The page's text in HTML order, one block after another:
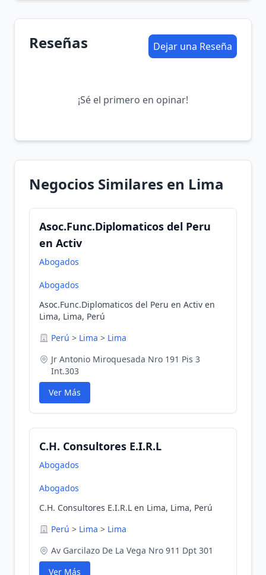
Reseñas Dejar una Reseña
¡Sé el primero en opinar!
Negocios Similares en Lima
Asoc.Func.Diplomaticos del Peru
en Activ
Abogados
Abogados
Asoc.Func.Diplomaticos del Peru en Activ en
Lima, Lima, Perú
Perú > Lima > Lima
Jr Antonio Miroquesada Nro 191 Pis 3
Int.303
Ver Más
C.H. Consultores E.I.R.L
Abogados
Abogados
C.H. Consultores E.I.R.L en Lima, Lima, Perú
Perú > Lima > Lima
Av Garcilazo De La Vega Nro 911 Dpt 301
Ver Más